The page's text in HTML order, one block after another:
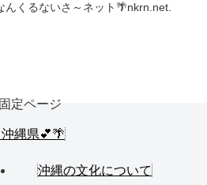
くるないさ～ネット🌴nkrn.net.
固定ページ
縄県💕🌴
沖縄の文化について